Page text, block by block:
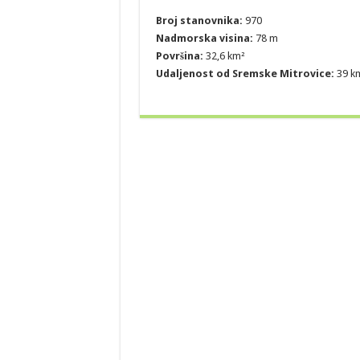
Broj stanovnika: 970
Nadmorska visina: 78 m
Površina: 32,6 km²
Udaljenost od Sremske Mitrovice: 39